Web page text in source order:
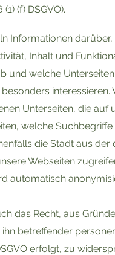
(f) DSGVO).
Informationen
Inhalt und
und welche
Unterseiten, die auf
welche
die Stadt aus
Webseiten
automatisch
das Recht, aus
betreffender
erfolgt, zu